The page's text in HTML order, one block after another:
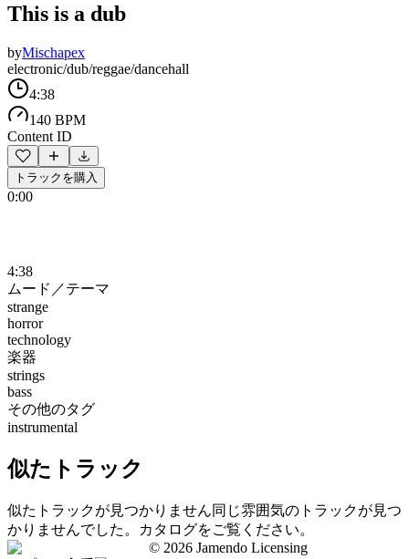
This is a dub
byMischapex
electronic/dub/reggae/dancehall
4:38
140 BPM
Content ID
トラックを購入
0:00
4:38
ムード／テーマ
strange
horror
technology
楽器
strings
bass
その他のタグ
instrumental
似たトラック
似たトラックが見つかりません同じ雰囲気のトラックが見つ
かりませんでした。カタログをご覧ください。
© 2026 Jamendo Licensing